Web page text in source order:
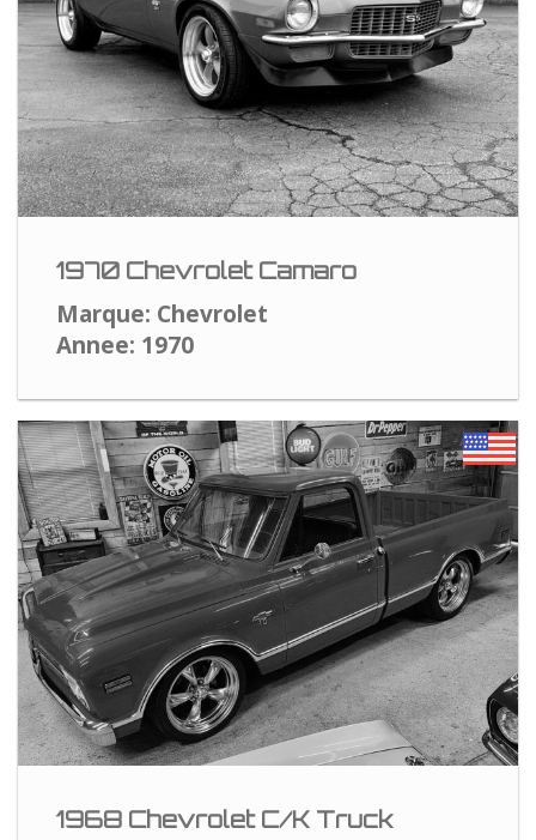
1970 Chevrolet Camaro
Marque: Chevrolet
Annee: 1970
1968 Chevrolet C/K Truck